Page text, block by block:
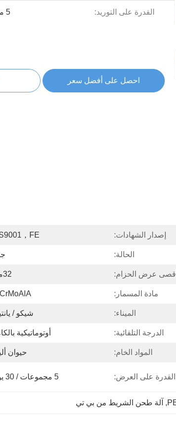
القدرة على التوريد: 5 مجموعات / 30 يومًا
احصل على أفضل سعر
إصدار الشهادات: ，FE
الحالة:
أقصى عرض الحزام: 32ملم
مادة المسمار:
الميناء: شيكو /
الدرجة التلقائية: أوتوماتيكية
المواد الخام: حيوان
القدرة على العرض: 5 مجموعات / 30 يومًا
, آلة طحن الشريط من بي تي